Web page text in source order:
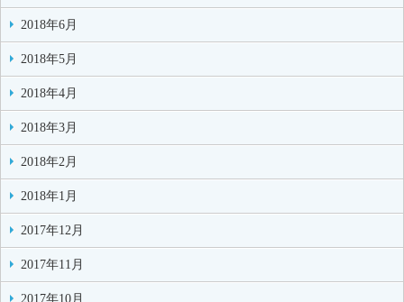
2018年6月
2018年5月
2018年4月
2018年3月
2018年2月
2018年1月
2017年12月
2017年11月
2017年10月